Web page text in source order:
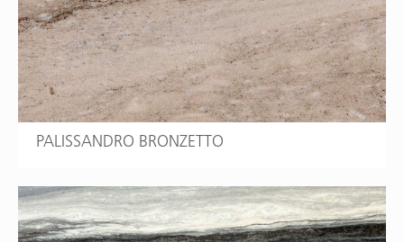
PALISSANDRO BRONZETTO